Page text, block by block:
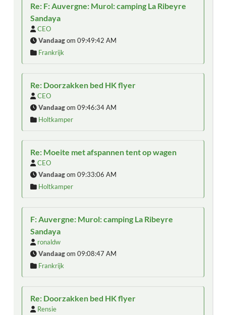
Re: F: Auvergne: Murol: camping La Ribeyre
Sandaya
CEO
Vandaagom 09:49:42 AM
Frankrijk
Re: Doorzakken bed HK flyer
CEO
Vandaagom 09:46:34 AM
Holtkamper
Re: Moeite met afspannen tent op wagen
CEO
Vandaagom 09:33:06 AM
Holtkamper
F: Auvergne: Murol: camping La Ribeyre
Sandaya
ronaldw
Vandaagom 09:08:47 AM
Frankrijk
Re: Doorzakken bed HK flyer
Rensie